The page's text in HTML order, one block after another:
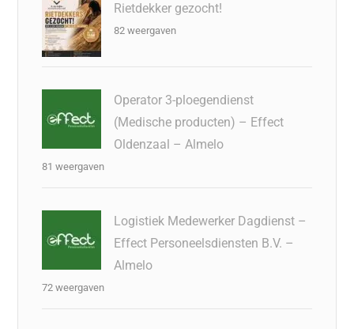
Rietdekker gezocht!
82 weergaven
Operator 3-ploegendienst
(Medische producten) – Effect
Oldenzaal – Almelo
81 weergaven
Logistiek Medewerker Dagdienst –
Effect Personeelsdiensten B.V. –
Almelo
72 weergaven